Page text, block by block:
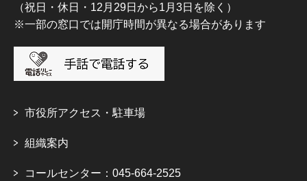
（祝日・休日・12月29日から1月3日を除く）
※一部の窓口では開庁時間が異なる場合があります
市役所アクセス・駐車場
組織案内
コールセンター：045-664-2525